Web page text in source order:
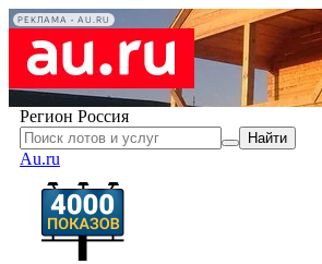
РЕКЛАМА • AU.RU
Регион Россия
Найти
Au.ru